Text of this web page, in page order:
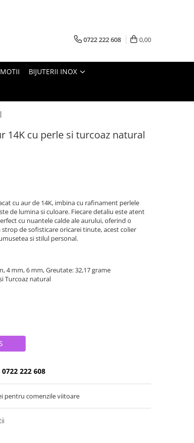
0722 222 608 0,00
BIJUTERII INOX
14K cu perle si turcoaz natural
cu aur de 14K, imbina cu rafinament perlele
de lumina si culoare. Fiecare detaliu este atent
cu nuantele calde ale aurului, oferind o
de sofisticare oricarei tinute, acest colier
si stilul personal.
4 mm, 6 mm, Greutate: 32,17 grame
Turcoaz natural
0722 222 608
pentru comenzile viitoare